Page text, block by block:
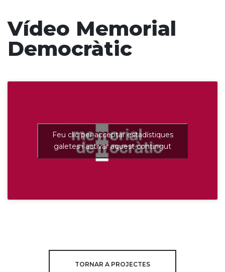
Vídeo Memorial
Democràtic
Feu clic per acceptar estadístiques
galetes i activar aquest contingut
TORNAR A PROJECTES